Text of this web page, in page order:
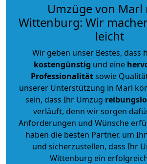
Umzüge von Marl
Wittenburg: Wir
leicht
Wir geben unser Bestes, dass
kostengünstig und eine
Professionalitätsowie
unserer Unterstützung in Marl
sein, dass Ihr Umzug
verläuft, denn wir sorgen
Anforderungen und Wünsche
haben die besten Partner, um
und sicherzustellen, dass Ihr
Wittenburg ein